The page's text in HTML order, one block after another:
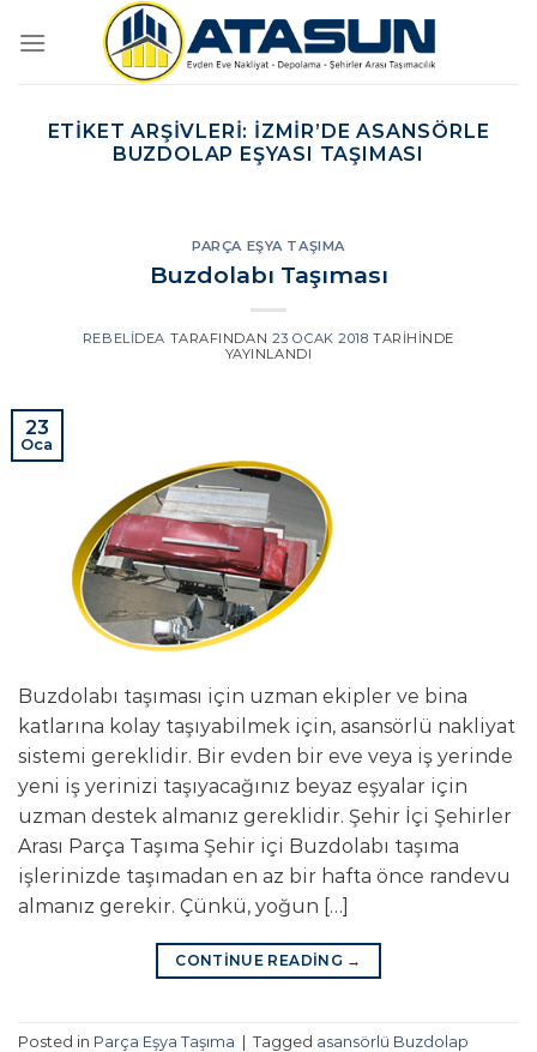
atla
ETIKET ARŞIVLERI: İZMIR’DE ASANSÖRLE
BUZDOLAP EŞYASI TAŞIMASI
PARÇA EŞYA TAŞIMA
Buzdolabı Taşıması
REBELIDEA TARAFINDAN 23 OCAK 2018 TARIHINDE
YAYINLANDI
23
Oca
Buzdolabı taşıması için uzman ekipler ve bina
katlarına kolay taşıyabilmek için, asansörlü nakliyat
sistemi gereklidir. Bir evden bir eve veya iş yerinde
yeni iş yerinizi taşıyacağınız beyaz eşyalar için
uzman destek almanız gereklidir. Şehir İçi Şehirler
Arası Parça Taşıma Şehir içi Buzdolabı taşıma
işlerinizde taşımadan en az bir hafta önce randevu
almanız gerekir. Çünkü, yoğun […]
CONTINUE READING →
Posted in Parça Eşya Taşıma Tagged asansörlü Buzdolap